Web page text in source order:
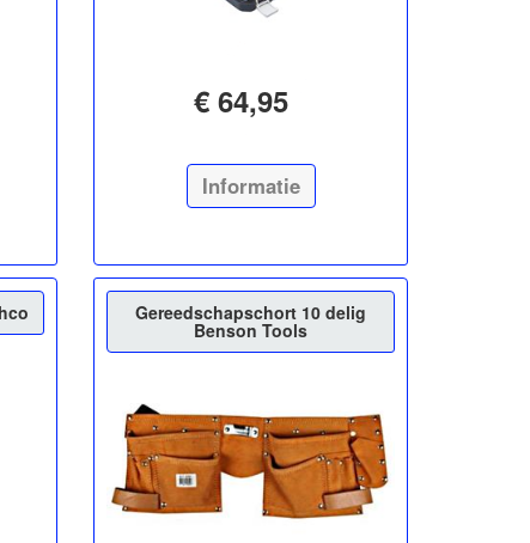
€ 64,95
Informatie
Gereedschapschort 10 delig
Benson Tools